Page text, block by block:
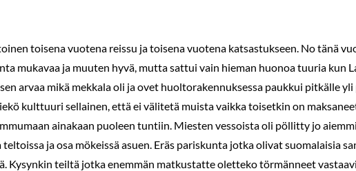
toisena vuotena reissu ja toisena vuotena katsastukseen. No tänä
mukavaa ja muuten hyvä, mutta sattui vain hieman huonoa tuuria kun
arvaa mikä mekkala oli ja ovet huoltorakennuksessa paukkui pitkälle
kulttuuri sellainen, että ei välitetä muista vaikka toisetkin on
ainakaan puoleen tuntiin. Miesten vessoista oli pöllitty jo
ja osa mökeissä asuen. Eräs pariskunta jotka olivat suomalaisia
Kysynkin teiltä jotka enemmän matkustatte oletteko törmänneet